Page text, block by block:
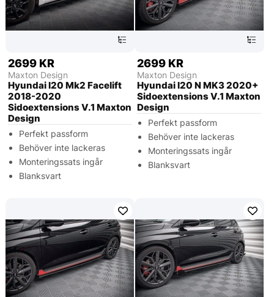
2699 KR
Maxton Design
Hyundai I20 Mk2 Facelift
2018-2020
Sidoextensions V.1 Maxton
Design
Perfekt passform
Behöver inte lackeras
Monteringssats ingår
Blanksvart
2699 KR
Maxton Design
Hyundai I20 N MK3 2020+
Sidoextensions V.1 Maxton
Design
Perfekt passform
Behöver inte lackeras
Monteringssats ingår
Blanksvart